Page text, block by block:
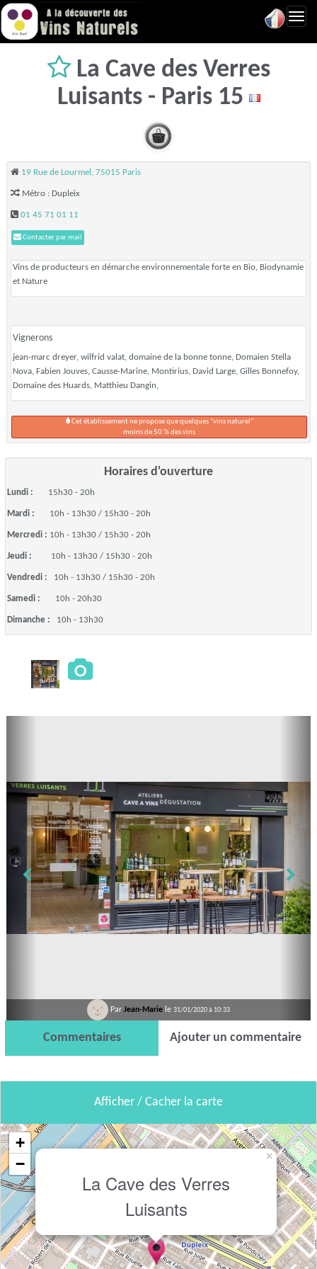
La Cave des Verres
Luisants - Paris 15
19 Rue de Lourmel, 75015 Paris
Métro : Dupleix
01 45 71 01 11
Contacter par mail
Vins de producteurs en démarche environnementale forte en Bio, Biodynamie
et Nature
Vignerons
jean-marc dreyer, wilfrid valat, domaine de la bonne tonne, Domaien Stella
Nova, Fabien Jouves, Causse-Marine, Montirius, David Large, Gilles Bonnefoy,
Domaine des Huards, Matthieu Dangin,
Cet établissement ne propose que quelques "vins naturel"
moins de 50 % des vins
Horaires d'ouverture
Lundi : 15h30 - 20h
Mardi : 10h - 13h30 / 15h30 - 20h
Mercredi : 10h - 13h30 / 15h30 - 20h
Jeudi : 10h - 13h30 / 15h30 - 20h
Vendredi : 10h - 13h30 / 15h30 - 20h
Samedi : 10h - 20h30
Dimanche : 10h - 13h30
Par Jean-Marie le 31/01/2020 à 10:33
Commentaires Ajouter un commentaire
Afficher / Cacher la carte
La Cave des Verres
Luisants
×
+
−